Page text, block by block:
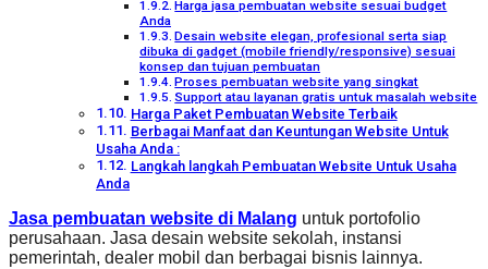
Harga jasa pembuatan website sesuai budget
Anda
Desain website elegan, profesional serta siap
dibuka di gadget (mobile friendly/responsive) sesuai
konsep dan tujuan pembuatan
Proses pembuatan website yang singkat
Support atau layanan gratis untuk masalah website
Harga Paket Pembuatan Website Terbaik
Berbagai Manfaat dan Keuntungan Website Untuk
Usaha Anda :
Langkah langkah Pembuatan Website Untuk Usaha
Anda
Jasa pembuatan website di Malang untuk portofolio
perusahaan. Jasa desain website sekolah, instansi
pemerintah, dealer mobil dan berbagai bisnis lainnya.